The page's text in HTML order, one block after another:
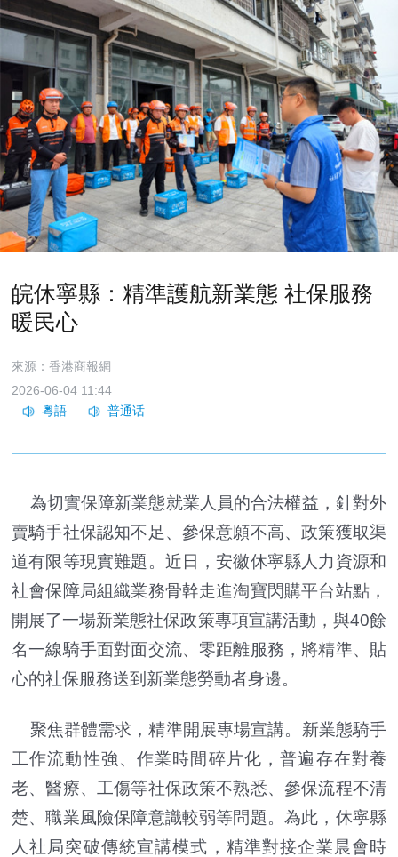
皖休寧縣：精準護航新業態 社保服務
暖民心
來源：香港商報網
2026-06-04 11:44
為切實保障新業態就業人員的合法權益，針對外
賣騎手社保認知不足、參保意願不高、政策獲取渠
道有限等現實難題。近日，安徽休寧縣人力資源和
社會保障局組織業務骨幹走進淘寶閃購平台站點，
開展了一場新業態社保政策專項宣講活動，與40餘
名一線騎手面對面交流、零距離服務，將精準、貼
心的社保服務送到新業態勞動者身邊。
聚焦群體需求，精準開展專場宣講。新業態騎手
工作流動性強、作業時間碎片化，普遍存在對養
老、醫療、工傷等社保政策不熟悉、參保流程不清
楚、職業風險保障意識較弱等問題。為此，休寧縣
人社局突破傳統宣講模式，精準對接企業晨會時